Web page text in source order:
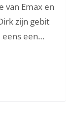
van Emax en
zijn gebit
een
de
kwam hij